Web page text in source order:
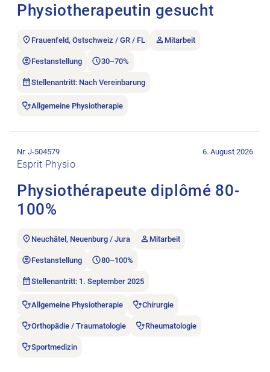
Physiotherapeutin gesucht
Frauenfeld, Ostschweiz / GR / FL Mitarbeit
Festanstellung 30–70%
Stellenantritt: Nach Vereinbarung
Allgemeine Physiotherapie
Esprit Physio
Physiothérapeute diplômé 80-
100%
Nr. J-504579 6. August 2026
Neuchâtel, Neuenburg / Jura Mitarbeit
Festanstellung 80–100%
Stellenantritt: 1. September 2025
Allgemeine Physiotherapie Chirurgie
Orthopädie / Traumatologie Rheumatologie
Sportmedizin